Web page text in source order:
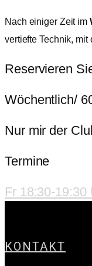
Nach einiger Zeit im
vertiefte Technik,
Reservieren
Wöchentlich/
Nur mir der
Termine
Fr 18:30-
KONTAKT